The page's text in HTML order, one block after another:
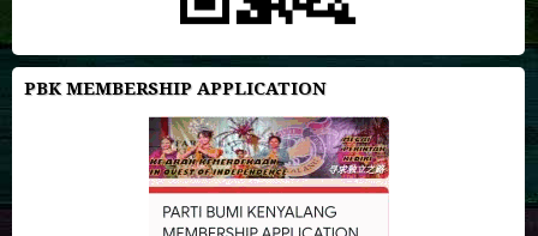
PBK MEMBERSHIP APPLICATION